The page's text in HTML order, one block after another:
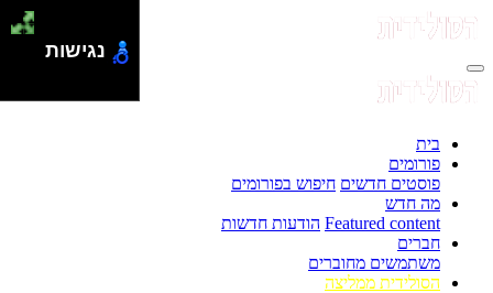
בית
פורומים
פוסטים חדשים חיפוש בפורומים
מה חדש
Featured content הודעות חדשות
חברים
משתמשים מחוברים
הסולידית ממליצה
נגישות